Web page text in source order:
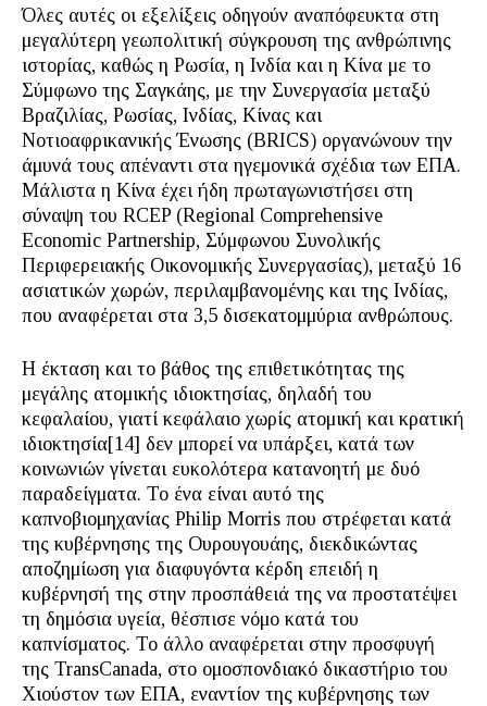
Όλες αυτές οι εξελίξεις οδηγούν αναπόφευκτα στη
μεγαλύτερη γεωπολιτική σύγκρουση της ανθρώπινης
ιστορίας, καθώς η Ρωσία, η Ινδία και η Κίνα με το
Σύμφωνο της Σαγκάης, με την Συνεργασία μεταξύ
Βραζιλίας, Ρωσίας, Ινδίας, Κίνας και
Νοτιοαφρικανικής Ένωσης (BRICS) οργανώνουν την
άμυνά τους απέναντι στα ηγεμονικά σχέδια των ΕΠΑ.
Μάλιστα η Κίνα έχει ήδη πρωταγωνιστήσει στη
σύναψη του RCEP (Regional Comprehensive
Economic Partnership, Σύμφωνου Συνολικής
Περιφερειακής Οικονομικής Συνεργασίας), μεταξύ 16
ασιατικών χωρών, περιλαμβανομένης και της Ινδίας,
που αναφέρεται στα 3,5 δισεκατομμύρια ανθρώπους.
Η έκταση και το βάθος της επιθετικότητας της
μεγάλης ατομικής ιδιοκτησίας, δηλαδή του
κεφαλαίου, γιατί κεφάλαιο χωρίς ατομική και κρατική
ιδιοκτησία[14] δεν μπορεί να υπάρξει, κατά των
κοινωνιών γίνεται ευκολότερα κατανοητή με δυό
παραδείγματα. Το ένα είναι αυτό της
καπνοβιομηχανίας Philip Morris που στρέφεται κατά
της κυβέρνησης της Ουρουγουάης, διεκδικώντας
αποζημίωση για διαφυγόντα κέρδη επειδή η
κυβέρνησή της στην προσπάθειά της να προστατέψει
τη δημόσια υγεία, θέσπισε νόμο κατά του
καπνίσματος. Το άλλο αναφέρεται στην προσφυγή
της TransCanada, στο ομοσπονδιακό δικαστήριο του
Χιούστον των ΕΠΑ, εναντίον της κυβέρνησης των